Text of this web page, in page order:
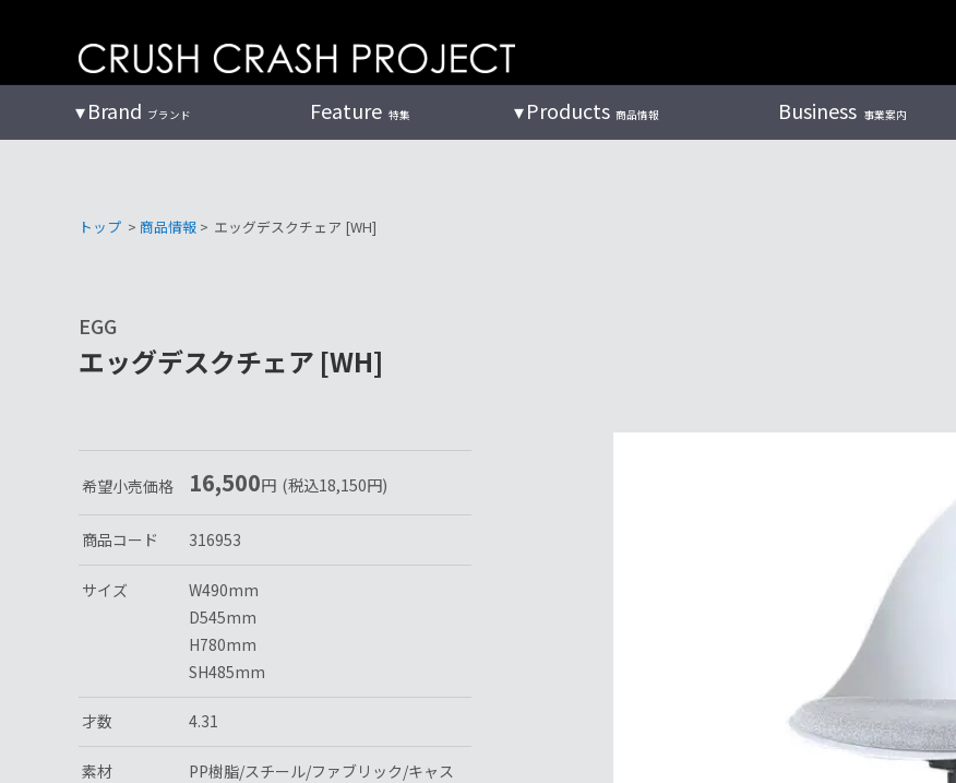
ツ
Brand ブランド Feature 特集 Products 商品情報 Business 事業案内
トップ > 商品情報> エッグデスクチェア [WH]
EGG
エッグデスクチェア [WH]
希望小売価格 16,500円 (税込18,150円)
商品コード 316953
サイズ
W490mm
D545mm
H780mm
SH485mm
才数 4.31
素材
PP樹脂/スチール/ファブリック/キャス